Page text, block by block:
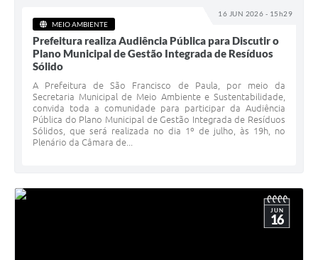
16 JUN 2026 - 15h29
MEIO AMBIENTE
Prefeitura realiza Audiência Pública para Discutir o
Plano Municipal de Gestão Integrada de Resíduos
Sólido
A Prefeitura de São Francisco de Paula, por meio da
Secretaria Municipal de Meio Ambiente e Sustentabilidade,
convida toda a comunidade para participar da Audiência
Pública do Plano Municipal de Gestão Integrada de Resíduos
Sólidos, que será realizada no dia 1º de julho, às 19h, no
Plenário da Câmara de...
JUN
16